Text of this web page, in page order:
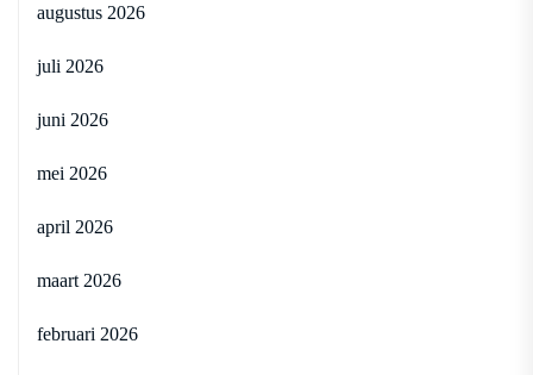
augustus 2026
juli 2026
juni 2026
mei 2026
april 2026
maart 2026
februari 2026